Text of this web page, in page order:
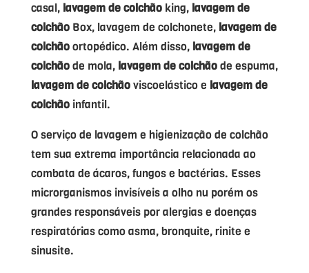
casal, lavagem de colchãoking, lavagem de
colchãoBox, lavagem de colchonete, lavagem de
colchãoortopédico. Além disso, lavagem de
colchãode mola, lavagem de colchãode espuma,
lavagem de colchãoviscoelástico e lavagem de
colchãoinfantil.
O serviço de lavagem e higienização de colchão
tem sua extrema importância relacionada ao
combata de ácaros, fungos e bactérias. Esses
microrganismos invisíveis a olho nu porém os
grandes responsáveis por alergias e doenças
respiratórias como asma, bronquite, rinite e
sinusite.